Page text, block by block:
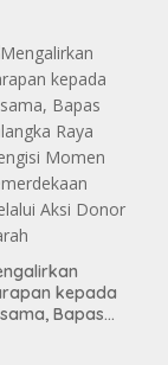
Binter
kepada
Bapas